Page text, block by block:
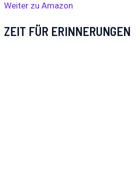
Weiter zu Amazon
ZEIT FÜR ERINNERUNGEN